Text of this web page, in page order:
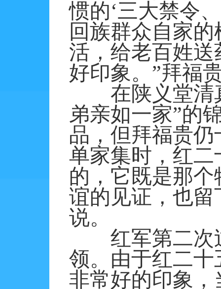
惯的‘三大禁令
回族群众自家
活，给老百姓
好印象。”拜福
在陕义堂清真
弟亲如一家”的
品，但拜福贵
单家集时，红
的，它既是那
谊的见证，也
说。
红军第二次
领。由于红二
非常好的印象